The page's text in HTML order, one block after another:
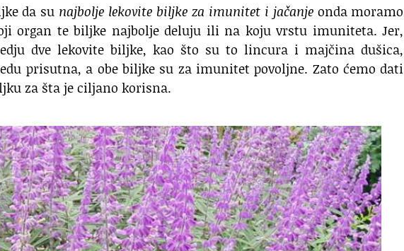
da su najbolje lekovite biljke za imunitet i jačanjeonda moramo
organ te biljke najbolje deluju ili na koju vrstu imuniteta. Jer,
dve lekovite biljke, kao što su to lincura i majčina dušica,
prisutna, a obe biljke su za imunitet povoljne. Zato ćemo dati
za šta je ciljano korisna.